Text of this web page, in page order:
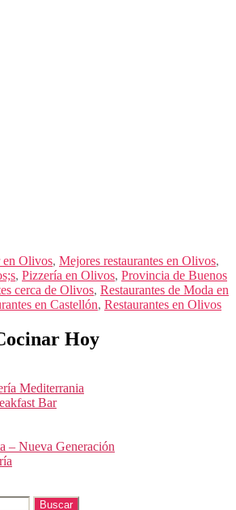
en Olivos, Mejores restaurantes en Olivos,
, Pizzería en Olivos, Provincia de Buenos
cerca de Olivos, Restaurantes de Moda en
en Castellón, Restaurantes en Olivos
Hoy
Mediterrania
Bar
– Nueva Generación